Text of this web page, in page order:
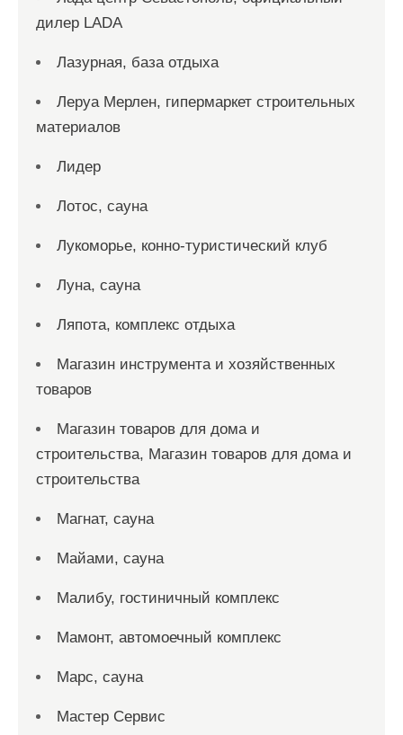
дилер LADA
Лазурная, база отдыха
Леруа Мерлен, гипермаркет строительных
материалов
Лидер
Лотос, сауна
Лукоморье, конно-туристический клуб
Луна, сауна
Ляпота, комплекс отдыха
Магазин инструмента и хозяйственных
товаров
Магазин товаров для дома и
строительства, Магазин товаров для дома и
строительства
Магнат, сауна
Майами, сауна
Малибу, гостиничный комплекс
Мамонт, автомоечный комплекс
Марс, сауна
Мастер Сервис